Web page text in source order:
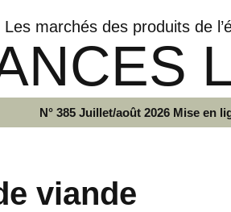
Les marchés des produits de
N° 385 Juillet/août 2026 Mise en
viande